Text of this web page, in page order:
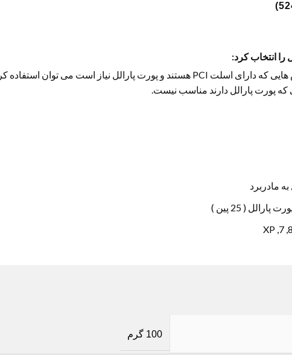
انتخاب کرد:
از کارت پارالل PCI WCH در کیس هایی که دارای اسلت PCI هستند و پورت پارالل نیاز است می توان استفاده کرد.
پورت پارالل دارند مناسب نیست.
مادربرد
( 25 پین )
100 گرم